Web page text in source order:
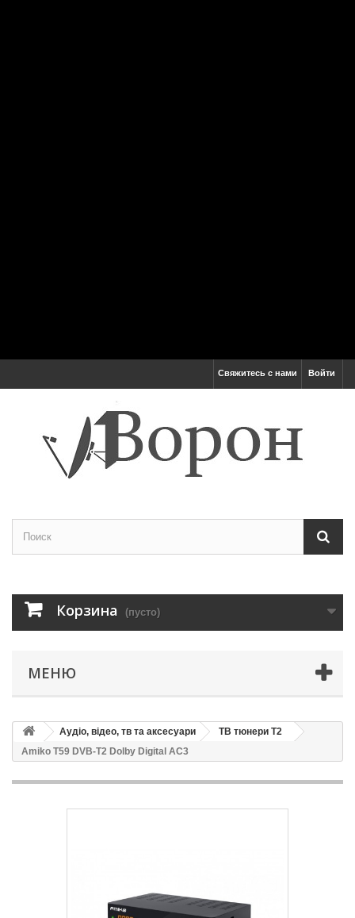
Войти
Свяжитесь с нами
Корзина (пусто)
МЕНЮ
Аудіо, відео, тв та аксесуари
ТВ тюнери Т2
Amiko T59 DVB-T2 Dolby Digital AC3